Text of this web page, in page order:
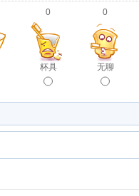
0
杯具
0
无聊